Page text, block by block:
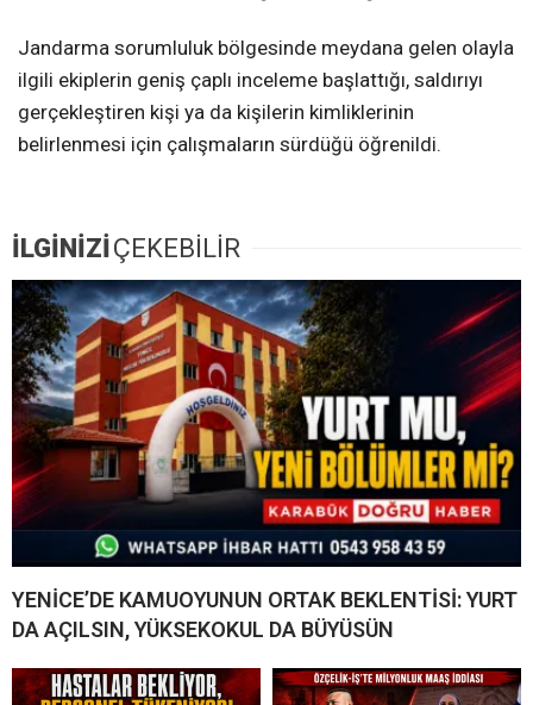
Jandarma sorumluluk bölgesinde meydana gelen olayla
ilgili ekiplerin geniş çaplı inceleme başlattığı, saldırıyı
gerçekleştiren kişi ya da kişilerin kimliklerinin
belirlenmesi için çalışmaların sürdüğü öğrenildi.
İLGİNİZİÇEKEBİLİR
YENİCE’DE KAMUOYUNUN ORTAK BEKLENTİSİ: YURT
DA AÇILSIN, YÜKSEKOKUL DA BÜYÜSÜN